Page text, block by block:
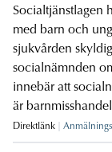
Socialtjänstlagen
med barn och
sjukvården
socialnämnden
innebär att
är
Direktlänk